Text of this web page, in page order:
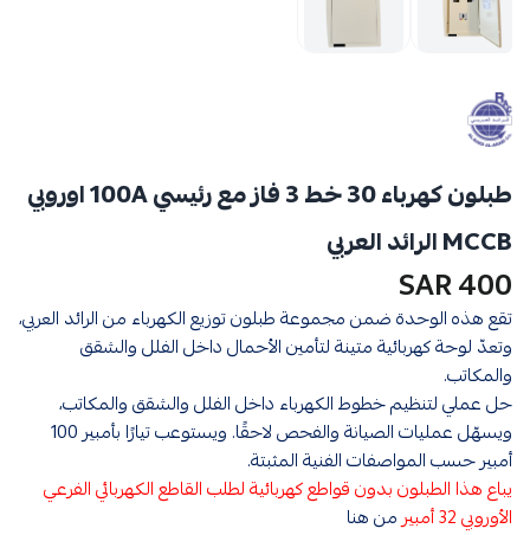
طبلون كهرباء 30 خط 3 فاز مع رئيسي 100A اوروبي
MCCB الرائد العربي
400 SAR
تقع هذه الوحدة ضمن مجموعة طبلون توزيع الكهرباء من الرائد العربي،
وتعدّ لوحة كهربائية متينة لتأمين الأحمال داخل الفلل والشقق
والمكاتب.
حل عملي لتنظيم خطوط الكهرباء داخل الفلل والشقق والمكاتب،
ويسهّل عمليات الصيانة والفحص لاحقًا. ويستوعب تيارًا بأمبير 100
أمبير حسب المواصفات الفنية المثبتة.
يباع هذا الطبلون بدون قواطع كهربائية لطلب القاطع الكهربائي الفرعي
الأوروبي 32 أمبير
من هنا